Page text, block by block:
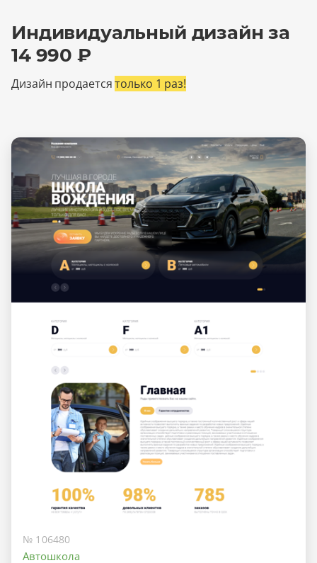
Индивидуальный дизайн за
14 990 ₽
Дизайн продаетсятолько 1 раз!
№ 106480
Автошкола